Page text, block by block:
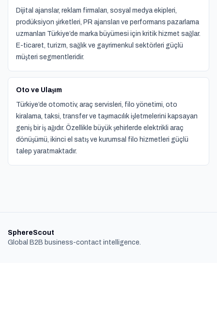
Dijital ajanslar, reklam firmaları, sosyal medya ekipleri,
prodüksiyon şirketleri, PR ajansları ve performans pazarlama
uzmanları Türkiye’de marka büyümesi için kritik hizmet sağlar.
E-ticaret, turizm, sağlık ve gayrimenkul sektörleri güçlü
müşteri segmentleridir.
Oto ve Ulaşım
Türkiye’de otomotiv, araç servisleri, filo yönetimi, oto
kiralama, taksi, transfer ve taşımacılık işletmelerini kapsayan
geniş bir iş ağıdır. Özellikle büyük şehirlerde elektrikli araç
dönüşümü, ikinci el satış ve kurumsal filo hizmetleri güçlü
talep yaratmaktadır.
SphereScout
Global B2B business-contact intelligence.